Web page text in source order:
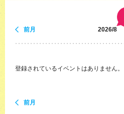
前月 2026/8
登録されているイベントはありません。
前月